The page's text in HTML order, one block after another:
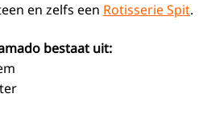
en zelfs een Rotisserie Spit.
bestaat uit: